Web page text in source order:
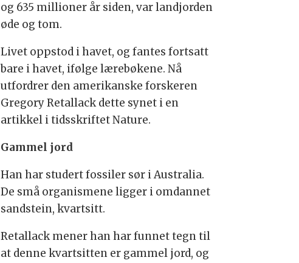
og 635 millioner år siden, var landjorden
øde og tom.
Livet oppstod i havet, og fantes fortsatt
bare i havet, ifølge lærebøkene. Nå
utfordrer den amerikanske forskeren
Gregory Retallack dette synet i en
artikkel i tidsskriftet Nature.
Gammel jord
Han har studert fossiler sør i Australia.
De små organismene ligger i omdannet
sandstein, kvartsitt.
Retallack mener han har funnet tegn til
at denne kvartsitten er gammel jord, og